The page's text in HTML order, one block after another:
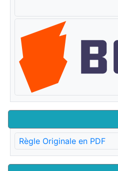
Règle Originale en PDF